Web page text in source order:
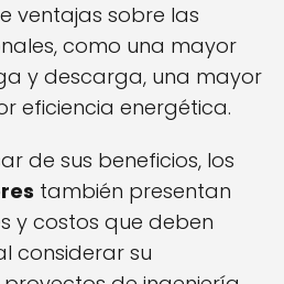
ventajas sobre las
como una mayor
y descarga, una mayor
eficiencia energética.
de sus beneficios, los
también presentan
y costos que deben
considerar su